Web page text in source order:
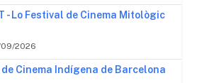
- Lo Festival de Cinema Mitològic
09/2026
de Cinema Indígena de Barcelona